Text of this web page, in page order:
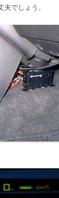
でしょう。